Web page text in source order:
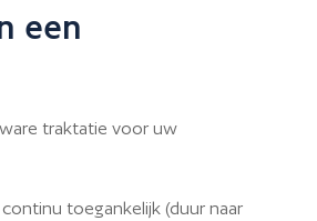
een
traktatie voor uw
toegankelijk (duur naar